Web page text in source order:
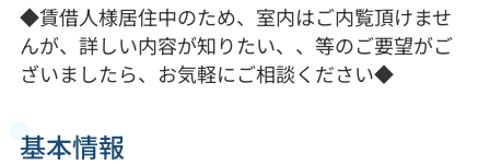
◆賃借人様居住中のため、室内はご内覧頂けませ
んが、詳しい内容が知りたい、、等のご要望がご
ざいましたら、お気軽にご相談ください◆
基本情報